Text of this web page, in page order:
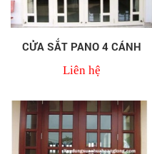
CỬA SẮT PANO 4 CÁNH
Liên hệ